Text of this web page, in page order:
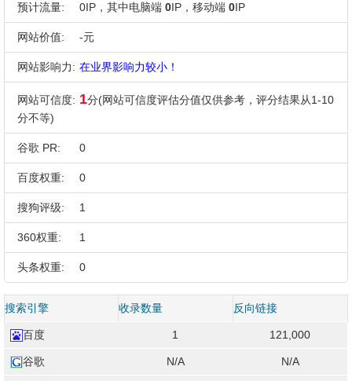
预计流量: 0IP，其中电脑端 0IP，移动端 0IP
网站价值: -元
网站影响力: 在业界影响力较小！
网站可信度: 1分(网站可信度评估分值仅供参考，评分结果从1-10
分不等)
谷歌 PR: 0
百度权重: 0
搜狗评级: 1
360权重: 1
头条权重: 0
搜索引擎 收录数量 反向链接
百度 1 121,000
谷歌 N/A N/A